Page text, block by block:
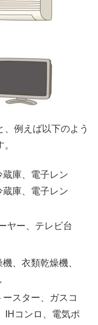
、例えば以下のよう
庫、電子レン
庫、電子レン
ヤー、テレビ台
、衣類乾燥機、
スター、ガスコ
IHコンロ、電気ポ